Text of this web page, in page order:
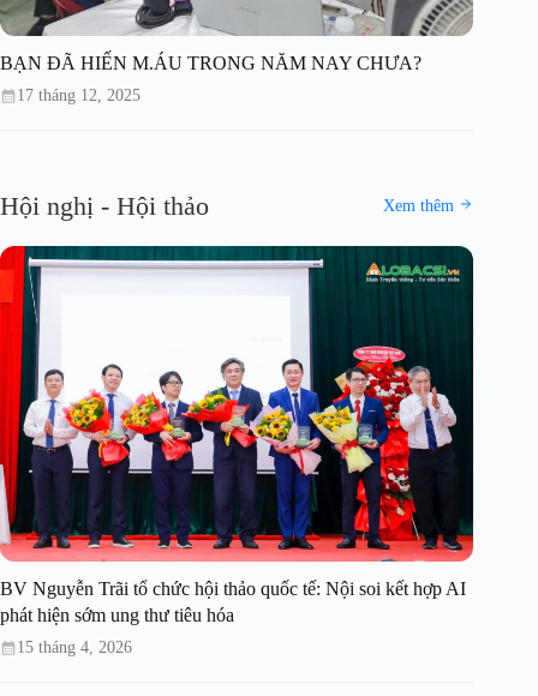
BẠN ĐÃ HIẾN M.ÁU TRONG NĂM NAY CHƯA?
17 tháng 12, 2025
Hội nghị - Hội thảo Xem thêm
BV Nguyễn Trãi tổ chức hội thảo quốc tế: Nội soi kết hợp AI
phát hiện sớm ung thư tiêu hóa
15 tháng 4, 2026